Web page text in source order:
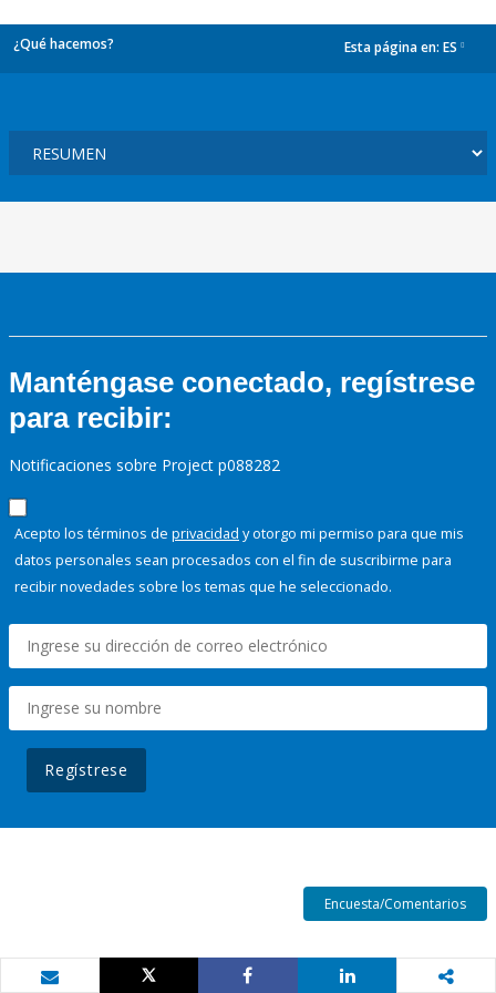
¿Qué hacemos? Esta página en: ES
Manténgase conectado, regístrese
para recibir:
Notificaciones sobre Project p088282
Acepto los términos de privacidad y otorgo mi permiso para que mis
datos personales sean procesados con el fin de suscribirme para
recibir novedades sobre los temas que he seleccionado.
Regístrese
Encuesta/Comentarios